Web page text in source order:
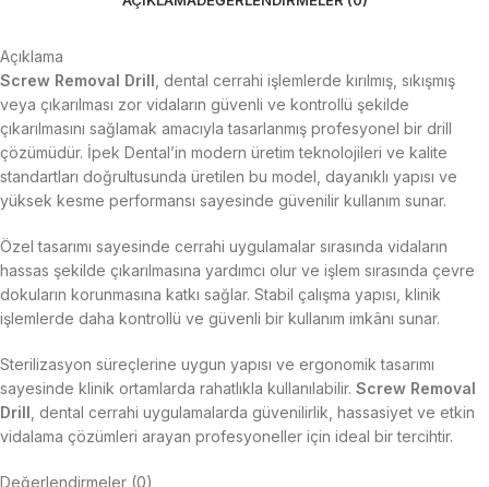
Açıklama
Screw Removal Drill , dental cerrahi işlemlerde kırılmış, sıkışmış
veya çıkarılması zor vidaların güvenli ve kontrollü şekilde
çıkarılmasını sağlamak amacıyla tasarlanmış profesyonel bir drill
çözümüdür. İpek Dental’in modern üretim teknolojileri ve kalite
standartları doğrultusunda üretilen bu model, dayanıklı yapısı ve
yüksek kesme performansı sayesinde güvenilir kullanım sunar.
Özel tasarımı sayesinde cerrahi uygulamalar sırasında vidaların
hassas şekilde çıkarılmasına yardımcı olur ve işlem sırasında çevre
dokuların korunmasına katkı sağlar. Stabil çalışma yapısı, klinik
işlemlerde daha kontrollü ve güvenli bir kullanım imkânı sunar.
Sterilizasyon süreçlerine uygun yapısı ve ergonomik tasarımı
sayesinde klinik ortamlarda rahatlıkla kullanılabilir. Screw Removal
Drill , dental cerrahi uygulamalarda güvenilirlik, hassasiyet ve etkin
vidalama çözümleri arayan profesyoneller için ideal bir tercihtir.
Değerlendirmeler (0)